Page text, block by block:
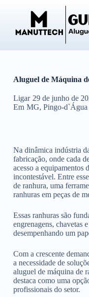
o
d
o
Aluguel de Máquina
Ligar 29 de junho de
Em MG, Pingo-d`Água
Na dinâmica indústria
fabricação, onde cada
acesso a equipamentos
incontestável. Entre
de ranhura, uma
ranhuras em peças de
Essas ranhuras são
engrenagens, chavetas
desempenhando um
Com a crescente
a necessidade de
aluguel de máquina de
destaca como uma
profissionais do setor.